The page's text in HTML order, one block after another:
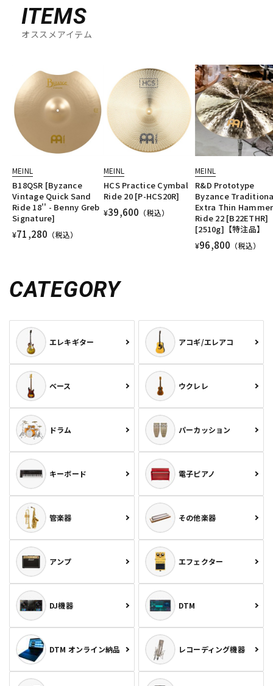
ITEMS
オススメアイテム
MEINL
B18QSR [Byzance
Vintage Quick Sand
Ride 18'' - Benny Greb
Signature]
¥71,280 （税込）
MEINL
HCS Practice Cymbal
Ride 20 [P-HCS20R]
¥39,600 （税込）
MEINL
R&D Prototype
Byzance
Extra Thin
Ride 22 [B22ETHR]
[2510g]【特注品】
¥96,800 （税込）
CATEGORY
エレキギター アコギ/エレアコ
ベース ウクレレ
ドラム パーカッション
キーボード 電子ピアノ
管楽器 その他楽器
アンプ エフェクター
DJ機器 DTM
DTM オンライン納品 レコーディング機器